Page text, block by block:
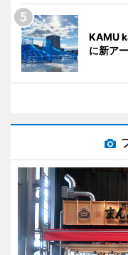
KAMU
に新ア